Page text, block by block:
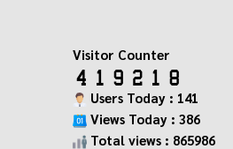
Visitor Counter
Users Today : 141
Views Today : 386
Total views : 865986